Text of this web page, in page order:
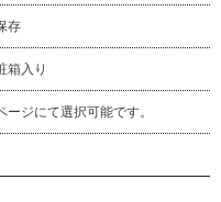
存
箱入り
ジにて選択可能です。